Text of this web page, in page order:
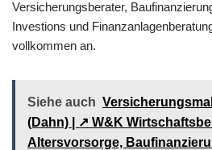
Versicherungsberater,
Investions und
vollkommen an.
Siehe auch
(Dahn) | ↗️ W&K
Altersvorsorge,